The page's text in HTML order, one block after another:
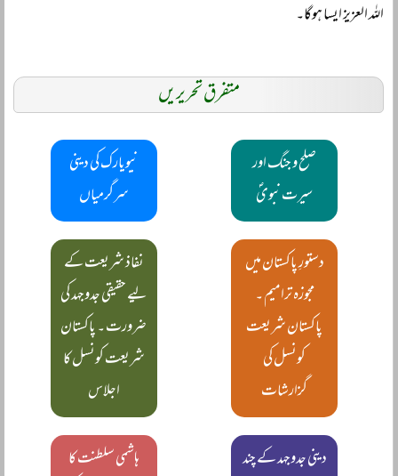
اللہ العزیز ایسا ہوگا۔
متفرق تحریریں
صلح و جنگ اور
سیرت نبویؐ
نیویارک کی دینی
سرگرمیاں
دستورِ پاکستان میں
مجوزہ ترامیم ۔
پاکستان شریعت
کونسل کی
گزارشات
نفاذ شریعت کے
لیے حقیقی جدوجہد کی
ضرورت ۔ پاکستان
شریعت کونسل کا
اجلاس
دینی جدوجہد کے چند
ہاشمی سلطنت کا